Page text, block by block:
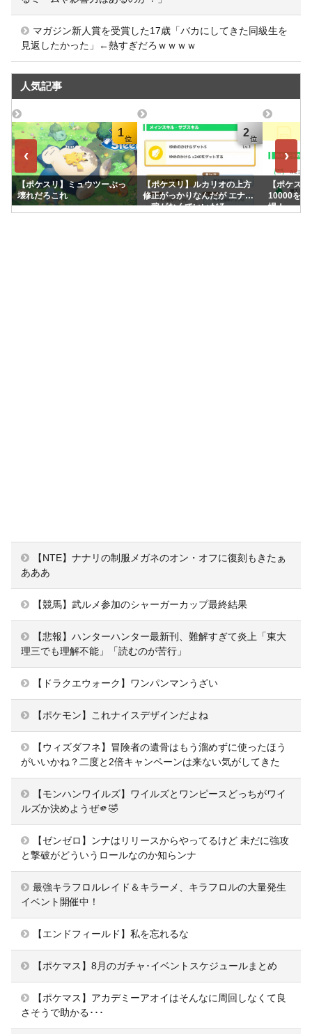
マガジン新人賞を受賞した17歳「バカにしてきた同級生を
見返したかった」←熱すぎだろｗｗｗｗ
人気記事
‹
1
【ポケスリ】ミュウツーぶっ
壊れだろこれ
2
【ポケスリ】ルカリオの上方
修正がっかりなんだが エナジ
ー稼がなくていいだろ
【ポケス
10000を超
場！
›
【NTE】ナナリの制服メガネのオン・オフに復刻もきたぁ
あああ
【競馬】武ルメ参加のシャーガーカップ最終結果
【悲報】ハンターハンター最新刊、難解すぎて炎上「東大
理三でも理解不能」「読むのが苦行」
【ドラクエウォーク】ワンパンマンうざい
【ポケモン】これナイスデザインだよね
【ウィズダフネ】冒険者の遺骨はもう溜めずに使ったほう
がいいかね？二度と2倍キャンペーンは来ない気がしてきた
【モンハンワイルズ】ワイルズとワンピースどっちがワイ
ルズか決めようぜ🫵🤣
【ゼンゼロ】ンナはリリースからやってるけど 未だに強攻
と撃破がどういうロールなのか知らンナ
最強キラフロルレイド＆キラーメ、キラフロルの大量発生
イベント開催中！
【エンドフィールド】私を忘れるな
【ポケマス】8月のガチャ･イベントスケジュールまとめ
【ポケマス】アカデミーアオイはそんなに周回しなくて良
さそうで助かる･･･